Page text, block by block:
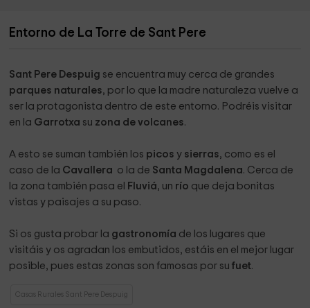
Entorno de La Torre de Sant Pere
Sant Pere Despuig se encuentra muy cerca de grandes
parques naturales, por lo que la madre naturaleza vuelve a
ser la protagonista dentro de este entorno. Podréis visitar
en la Garrotxa su zona de volcanes.
A esto se suman también los picos y sierras, como es el
caso de la Cavallera o la de Santa Magdalena. Cerca de
la zona también pasa el
Fluviá, un río que deja bonitas
vistas y paisajes a su paso.
Si os gusta probar la gastronomía de los lugares que
visitáis y os agradan los embutidos, estáis en el mejor lugar
posible, pues estas zonas son famosas por sufuet.
Casas Rurales Sant Pere Despuig